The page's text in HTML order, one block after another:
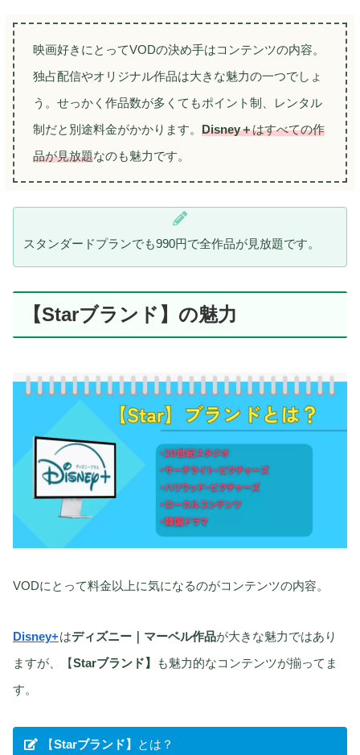
映画好きにとってVODの決め手はコンテンツの内容。
独占配信やオリジナル作品は大きな魅力の一つでしょ
う。せっかく作品数が多くてもポイント制、レンタル
制だと別途料金がかかります。 Disney＋はすべての作
品が見放題なのも魅力です。
スタンダードプランでも990円で全作品が見放題です。
【Starブランド】の魅力
VODにとって料金以上に気になるのがコンテンツの内容。
Disney+はディズニー｜マーベル作品が大きな魅力ではあり
ますが、【Starブランド】
も魅力的なコンテンツが揃ってま
す。
【Starブランド】 とは？